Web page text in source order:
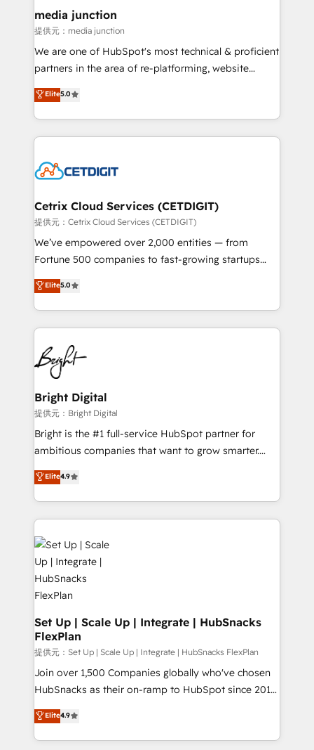
Mexico, USA, and Portugal—we've executed over a
hundred successful operations. Our approach,
rooted in RevOps principles, integrates analysis,
training, planning, and qualification. Leveraging
inbound marketing tactics, we focus on
understanding, nurturing, and converting leads.
competitive market.
media junction
提供元：media junction
We are one of HubSpot's most technical & proficient
partners in the area of re-platforming, website
design & development. We specialize in multi-hub
implementations for mid-market & enterprise
companies. We are woman-owned, powered by
coffee, and we ❤️ dogs. We produce award-winning
Impact Award 🏆2022 Technical Expertise Impact
Award 🏆2020 Elite Solutions Partner 🏆2019
Integrations HubSpot Impact Award 🏆2019
Marketing Enablement HubSpot Impact Award 🏆
2018 Website Design HubSpot Impact Award 🏆2017
Growth-Driven Design Agency of the Year 🏆2016
Sales Enablement HubSpot Impact Award 🏆2015
HubSpot COS Performance Award 🏆2014 HubSpot
COS Design Award 🏆2013 HubSpot Marketplace
Partner 📆Founded in 1997
Elite5.0
Cetrix Cloud Services (CETDIGIT)
提供元：Cetrix Cloud Services (CETDIGIT)
We’ve empowered over 2,000 entities — from
Fortune 500 companies to fast-growing startups
and nonprofits — to streamline operations, scale
revenue, and unlock the full potential of HubSpot.
With deep technical and industry expertise, we fuse
automation, integration, and AI innovation to deliver
lasting impact. We specialize in: • Turnkey and end-
to-end HubSpot implementations • Onboarding for
Sales, Service, Marketing & Content Hubs • AI voice
and chat agents, predictive automation, and smart
workflows • Salesforce + HubSpot integration •
RevOps and AI-driven sales enablement • Website
design and CMS development • ERP integration: SAP,
and CRM migration from any platform •
Client/member portals built on HubSpot • Custom
WooCommerce, BuilderTrend, and more Experience
the difference — reach out to see how AI + HubSpot
can transform your business.
Elite5.0
Bright Digital
提供元：Bright Digital
Bright is the #1 full-service HubSpot partner for
ambitious companies that want to grow smarter.
From HubSpot onboarding, to training, from
developing a new website to lead generation and
digital marketing; we do it all (and with great
results)! In short, our services include: - HubSpot
consultancy: onboarding, training, data migration -
HubSpot development: websites, custom modules,
integrations - Marketing & sales solutions: digital
marketing, advertising, campaigns, content and
design We connect people, data and technology to
improve customer experiences. With our bright
people, exciting ideas and can-do mentality, we
ensure revenue growth on a daily basis. So tell us
your challenge; our passionate and growth driven
team of 100+ experts is ready for you! Driving digital
Elite4.9
Set Up | Scale Up | Integrate | HubSnacks
FlexPlan
提供元：Set Up | Scale Up | Integrate | HubSnacks FlexPlan
Join over 1,500 Companies globally who've chosen
HubSnacks as their on-ramp to HubSpot since 2014
Simple pay-as-you-go plans that accelerate value...
1️⃣ Set Up | Onboarding New or Check-fixing existing
HubSpot portals 2️⃣ Scale Up | 100% HubSpot Task
Elite4.9